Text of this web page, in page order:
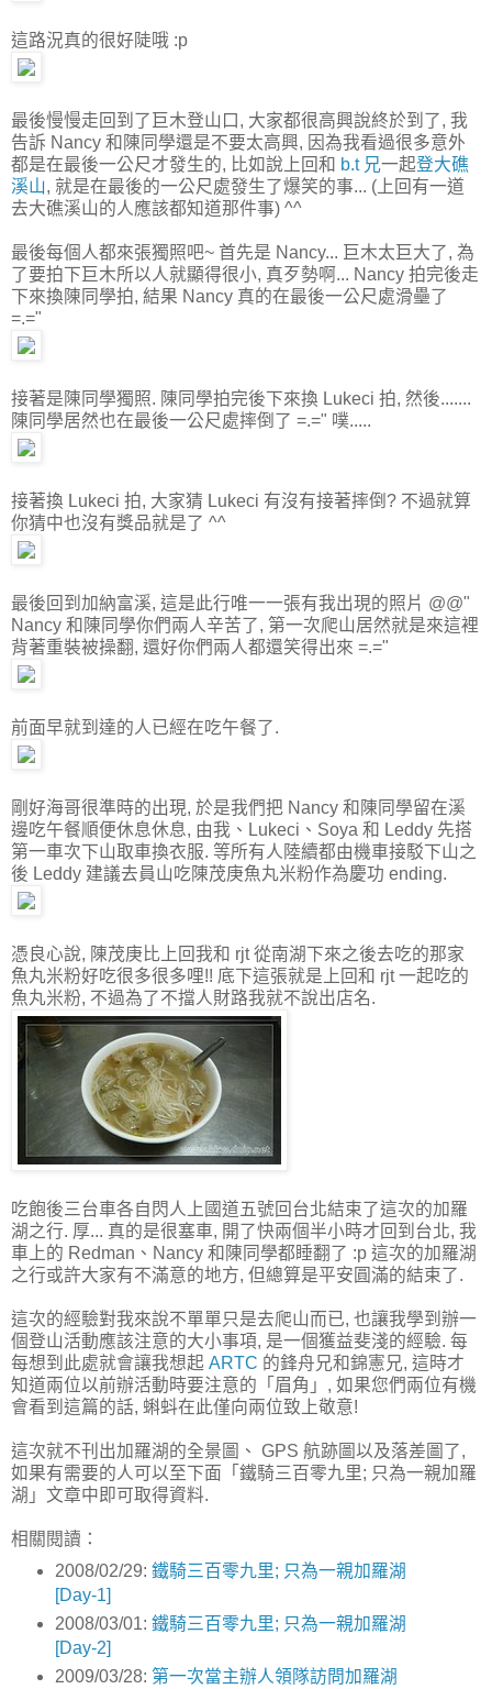
這路況真的很好陡哦 :p
最後慢慢走回到了巨木登山口, 大家都很高興說終於到了, 我
告訴 Nancy 和陳同學還是不要太高興, 因為我看過很多意外
都是在最後一公尺才發生的, 比如說上回和 b.t 兄一起登大礁
溪山, 就是在最後的一公尺處發生了爆笑的事... (上回有一道
去大礁溪山的人應該都知道那件事) ^^
最後每個人都來張獨照吧~ 首先是 Nancy... 巨木太巨大了, 為
了要拍下巨木所以人就顯得很小, 真歹勢啊... Nancy 拍完後走
下來換陳同學拍, 結果 Nancy 真的在最後一公尺處滑壘了
=.="
接著是陳同學獨照. 陳同學拍完後下來換 Lukeci 拍, 然後.......
陳同學居然也在最後一公尺處摔倒了 =.=" 噗.....
接著換 Lukeci 拍, 大家猜 Lukeci 有沒有接著摔倒? 不過就算
你猜中也沒有獎品就是了 ^^
最後回到加納富溪, 這是此行唯一一張有我出現的照片 @@"
Nancy 和陳同學你們兩人辛苦了, 第一次爬山居然就是來這裡
背著重裝被操翻, 還好你們兩人都還笑得出來 =.="
前面早就到達的人已經在吃午餐了.
剛好海哥很準時的出現, 於是我們把 Nancy 和陳同學留在溪
邊吃午餐順便休息休息, 由我、Lukeci、Soya 和 Leddy 先搭
第一車次下山取車換衣服. 等所有人陸續都由機車接駁下山之
後 Leddy 建議去員山吃陳茂庚魚丸米粉作為慶功 ending.
憑良心說, 陳茂庚比上回我和 rjt 從南湖下來之後去吃的那家
魚丸米粉好吃很多很多哩!! 底下這張就是上回和 rjt 一起吃的
魚丸米粉, 不過為了不擋人財路我就不說出店名.
吃飽後三台車各自閃人上國道五號回台北結束了這次的加羅
湖之行. 厚... 真的是很塞車, 開了快兩個半小時才回到台北, 我
車上的 Redman、Nancy 和陳同學都睡翻了 :p 這次的加羅湖
之行或許大家有不滿意的地方, 但總算是平安圓滿的結束了.
這次的經驗對我來說不單單只是去爬山而已, 也讓我學到辦一
個登山活動應該注意的大小事項, 是一個獲益斐淺的經驗. 每
每想到此處就會讓我想起 ARTC 的鋒舟兄和錦憲兄, 這時才
知道兩位以前辦活動時要注意的「眉角」, 如果您們兩位有機
會看到這篇的話, 蝌蚪在此僅向兩位致上敬意!
這次就不刊出加羅湖的全景圖、 GPS 航跡圖以及落差圖了,
如果有需要的人可以至下面「鐵騎三百零九里; 只為一親加羅
湖」文章中即可取得資料.
相關閱讀：
2008/02/29: 鐵騎三百零九里; 只為一親加羅湖
[Day-1]
2008/03/01: 鐵騎三百零九里; 只為一親加羅湖
[Day-2]
2009/03/28: 第一次當主辦人領隊訪問加羅湖